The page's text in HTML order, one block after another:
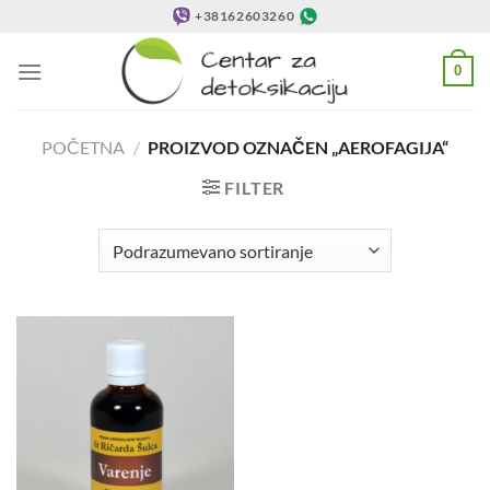
sadržaj
+38162603260
0
POČETNA / PROIZVOD OZNAČEN „AEROFAGIJA“
FILTER